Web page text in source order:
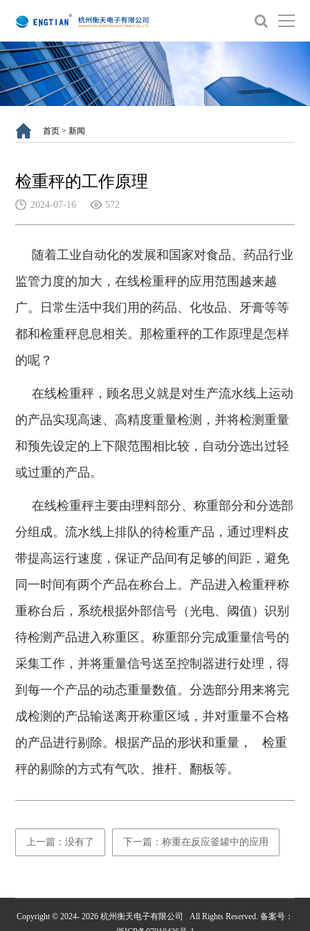
首页 > 新闻
检重秤的工作原理
2024-07-16 572
随着工业自动化的发展和国家对食品、药品行业
监管力度的加大，在线检重秤的应用范围越来越
广。日常生活中我们用的药品、化妆品、牙膏等等
都和检重秤息息相关。那检重秤的工作原理是怎样
的呢？
在线检重秤，顾名思义就是对生产流水线上运动
的产品实现高速、高精度重量检测，并将检测重量
和预先设定的上下限范围相比较，自动分选出过轻
或过重的产品。
在线检重秤主要由理料部分、称重部分和分选部
分组成。流水线上排队的待检重产品，通过理料皮
带提高运行速度，保证产品间有足够的间距，避免
同一时间有两个产品在称台上。产品进入检重秤称
重称台后，系统根据外部信号（光电、阈值）识别
待检测产品进入称重区。称重部分完成重量信号的
采集工作，并将重量信号送至控制器进行处理，得
到每一个产品的动态重量数值。分选部分用来将完
成检测的产品输送离开称重区域，并对重量不合格
的产品进行剔除。根据产品的形状和重量， 检重
秤的剔除的方式有气吹、推杆、翻板等。
上一篇：没有了 下一篇：称重在反应釜罐中的应用
Copyright © 2024- 2026 杭州衡天电子有限公司 All Rights Reserved. 备案号：